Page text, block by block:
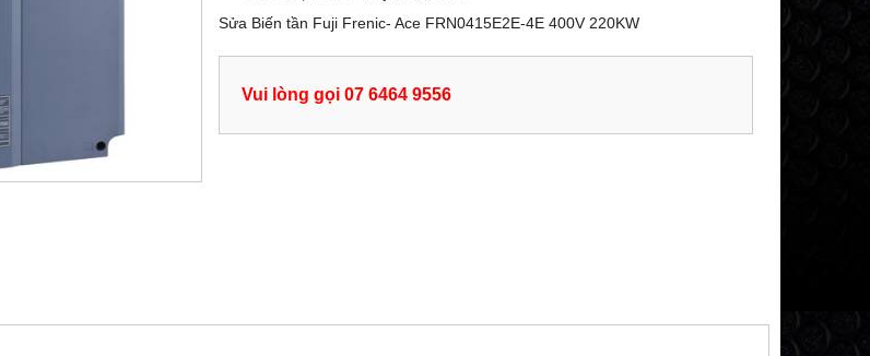
Sửa Biến tần Fuji Frenic- Ace FRN0415E2E-4E 400V 220KW
Vui lòng gọi 07 6464 9556